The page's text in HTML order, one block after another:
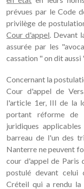
prévues par le Code
privilège de
Cour d'appel. Devant
assurée par les
cassation " on dit aussi
Concernant la
Cour d'appel de
l'article 1er, III de la
portant réforme de
juridiques
barreau de l'un des
Nanterre ne peuvent
cour d'appel de Paris
postulé devant celui
Créteil qui a rendu la